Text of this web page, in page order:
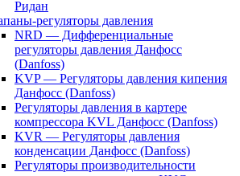
Ридан
регуляторы давления
NRD — Дифференциальные
регуляторы давления Данфосс
(Danfoss)
KVP — Регуляторы давления кипения
Данфосс (Danfoss)
Регуляторы давления в картере
компрессора KVL Данфосс (Danfoss)
KVR — Регуляторы давления
конденсации Данфосс (Danfoss)
Регуляторы производительности